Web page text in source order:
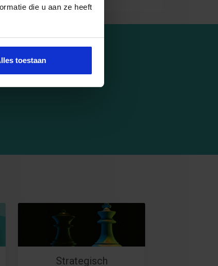
die u aan ze heeft
toestaan
Strategisch